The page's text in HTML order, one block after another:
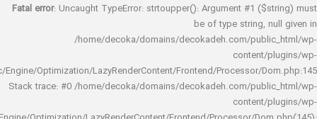
Fatal error : Uncaught TypeError: strtoupper(): Argument #1
be of type string,
/home/decoka/domains/decokadeh.com/
rocket/inc/Engine/Optimization/LazyRenderContent/Frontend/Processor/
Stack trace: #0 /home/decoka/domains/decokadeh.com/